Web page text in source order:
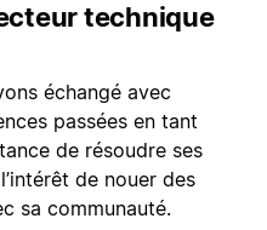
technique
échangé avec
passées en tant
de résoudre ses
de nouer des
sa communauté.